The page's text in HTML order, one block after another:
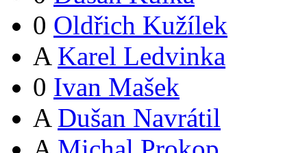
0 Oldřich Kužílek
A Karel Ledvinka
0 Ivan Mašek
A Dušan Navrátil